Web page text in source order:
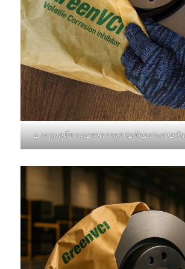
4 เหตุผลที่จานเบรกควรถูกห่อด้วยกระดาษกั